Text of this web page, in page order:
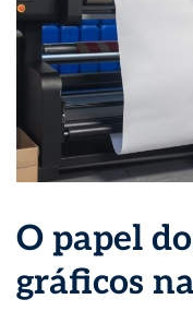
O papel
gráficos